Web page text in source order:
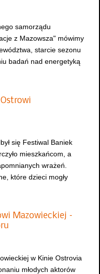
samorządu
z Mazowsza" mówimy
starcie sezonu
badań nad energetyką
się Festiwal Baniek
mieszkańcom, a
wrażeń.
które dzieci mogły
Mazowieckiej –
w Kinie Ostrovia
młodych aktorów